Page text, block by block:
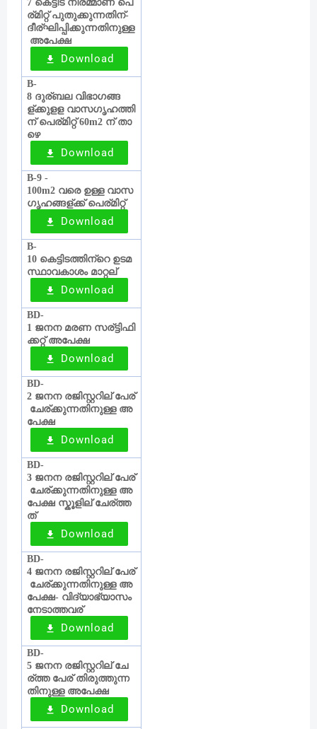
7 കെട്ടിട നിര്മ്മാണ പെ
ര്മിറ്റ് പുതുക്കുന്നതിന്-
ദീര്ഘിപ്പിക്കുന്നതിനുള്ള
അപേക്ഷ
Download
B-
8 ദുര്ബല വിഭാഗങ്ങ
ള്ക്കുളള വാസഗൃഹത്തി
ന് പെര്മിറ്റ്60m2 ന് താ
ഴെ
Download
B-9 -
100m2 വരെ ഉള്ള വാസ
ഗൃഹങ്ങള്ക്ക് പെര്മിറ്റ്
Download
B-
10 കെട്ടിടത്തിന്റെ ഉടമ
സ്ഥാവകാശം മാറ്റല്
Download
BD-
1 ജനന മരണ സര്ട്ടിഫി
ക്കറ്റ് അപേക്ഷ
Download
BD-
2 ജനന രജിസ്റ്ററില്‍പേര്
ചേര്ക്കുന്നതിനുള്ള അ
പേക്ഷ
Download
BD-
3 ജനന രജിസ്റ്ററില്‍പേര്
ചേര്ക്കുന്നതിനുള്ള അ
പേക്ഷ സ്കൂളില്‍ചേര്ത്ത
ത്
Download
BD-
4 ജനന രജിസ്റ്ററില്‍പേര്
ചേര്ക്കുന്നതിനുള്ള അ
പേക്ഷ- വിദ്യാഭ്യാസം
നേടാത്തവര്
Download
BD-
5 ജനന രജിസ്റ്ററില്‍ചേ
ര്ത്ത പേര് തിരുത്തുന്ന
തിനുള്ള അപേക്ഷ
Download